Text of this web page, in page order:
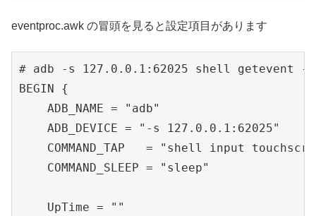
eventproc.awk の冒頭を見ると設定項目があります
# adb -s 127.0.0.1:62025 shell getevent
BEGIN {
    ADB_NAME = "adb"
    ADB_DEVICE = "-s 127.0.0.1:62025"
COMMAND_TAP   = "shell input
    COMMAND_SLEEP = "sleep"
    UpTime = ""